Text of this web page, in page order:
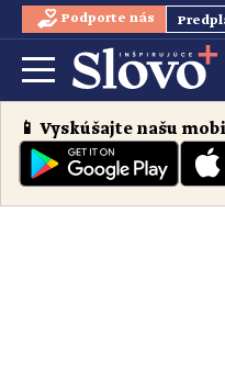
Podporte nás
📱 Vyskúšajte našu